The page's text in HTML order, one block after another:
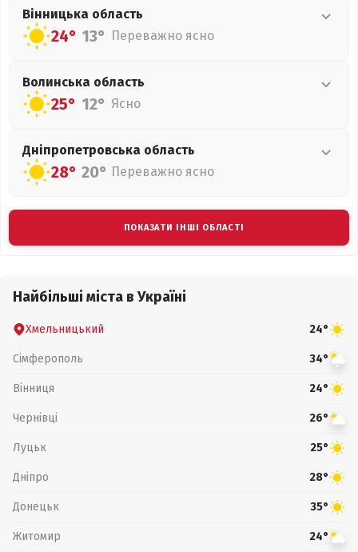
Вінницька область
24° 13° Переважно ясно
Волинська область
25° 12° Ясно
Дніпропетровська область
28° 20° Переважно ясно
ПОКАЗАТИ ІНШІ ОБЛАСТІ
Найбільші міста в Україні
Хмельницький 24°
Сімферополь 34°
Вінниця 24°
Чернівці 26°
Луцьк 25°
Дніпро 28°
Донецьк 35°
Житомир 24°